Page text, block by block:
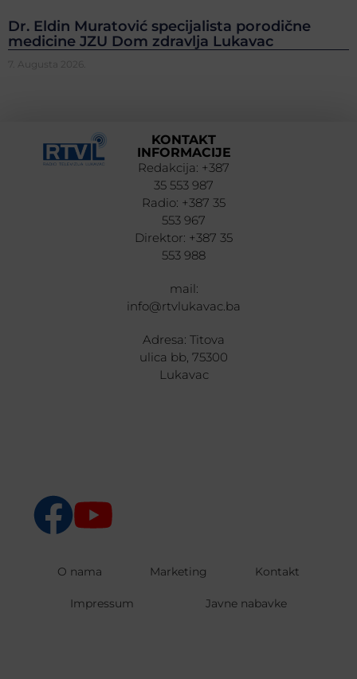
Dr. Eldin Muratović specijalista porodične
medicine JZU Dom zdravlja Lukavac
7. Augusta 2026.
KONTAKT
INFORMACIJE
Redakcija: +387
35 553 987
Radio: +387 35
553 967
Direktor: +387 35
553 988
mail:
info@rtvlukavac.ba
Adresa: Titova
ulica bb, 75300
Lukavac
O nama Marketing Kontakt
Impressum Javne nabavke